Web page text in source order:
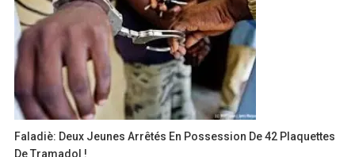
Faladiè: Deux Jeunes Arrêtés En Possession De 42 Plaquettes
De Tramadol !